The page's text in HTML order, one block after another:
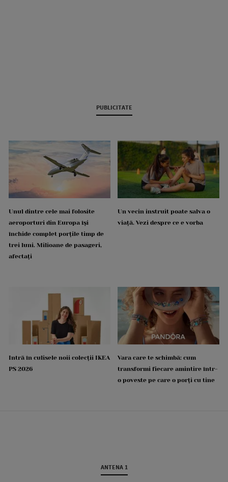
PUBLICITATE
Unul dintre cele mai folosite
aeroporturi din Europa își
închide complet porțile timp de
trei luni. Milioane de pasageri,
afectați
Un vecin instruit poate salva o
viață. Vezi despre ce e vorba
Intră în culisele noii colecții IKEA
PS 2026
Vara care te schimbă: cum
transformi fiecare amintire într-
o poveste pe care o porți cu tine
ANTENA 1